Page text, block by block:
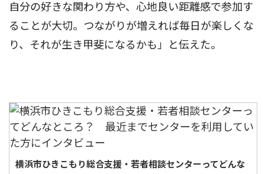
自分の好きな関わり方や、心地良い距離感で参加す
ることが大切。つながりが増えれば毎日が楽しくな
り、それが生き甲斐になるかも」と伝えた。
横浜市ひきこもり総合支援・若者相談センターってどんな